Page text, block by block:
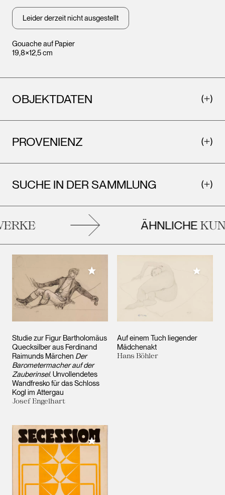
Gouache auf Papier
19,8×12,5 cm
Leider derzeit nicht ausgestellt
OBJEKTDATEN
PROVENIENZ
SUCHE IN DER SAMMLUNG
ÄHNLICHE
Studie zur Figur Bartholomäus
Quecksilber aus Ferdinand
Raimunds Märchen Der
Barometermacher auf der
Zauberinsel. Unvollendetes
Wandfresko für das Schloss
Kogl im Attergau
Josef Engelhart
Meiner Sammlung hinzufügen
Auf einem Tuch liegender
Mädchenakt
Hans Böhler
Meiner
Meiner Sammlung hinzufügen